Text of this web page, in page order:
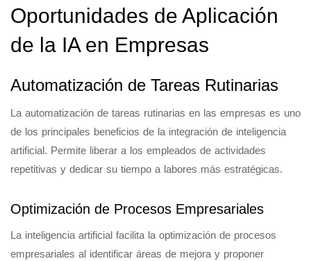
Oportunidades de Aplicación
de la IA en Empresas
Automatización de Tareas Rutinarias
La automatización de tareas rutinarias en las empresas es uno
de los principales beneficios de la integración de inteligencia
artificial. Permite liberar a los empleados de actividades
repetitivas y dedicar su tiempo a labores más estratégicas.
Optimización de Procesos Empresariales
La inteligencia artificial facilita la optimización de procesos
empresariales al identificar áreas de mejora y proponer